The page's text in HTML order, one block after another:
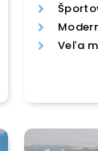
Veľa